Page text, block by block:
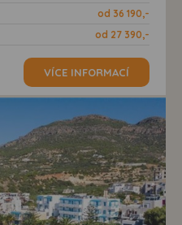
od 36 190,-
od 27 390,-
VÍCE INFORMACÍ